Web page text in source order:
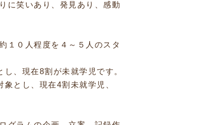
に笑いあり、発見あり、感動
１０人程度を４～５人のスタ
、現在8割が未就学児です。
とし、現在4割未就学児、